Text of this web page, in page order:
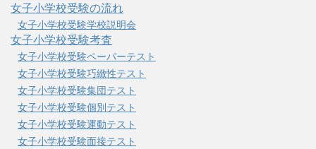
女子小学校受験の流れ
女子小学校受験学校説明会
女子小学校受験考査
女子小学校受験ペーパーテスト
女子小学校受験巧緻性テスト
女子小学校受験集団テスト
女子小学校受験個別テスト
女子小学校受験運動テスト
女子小学校受験面接テスト